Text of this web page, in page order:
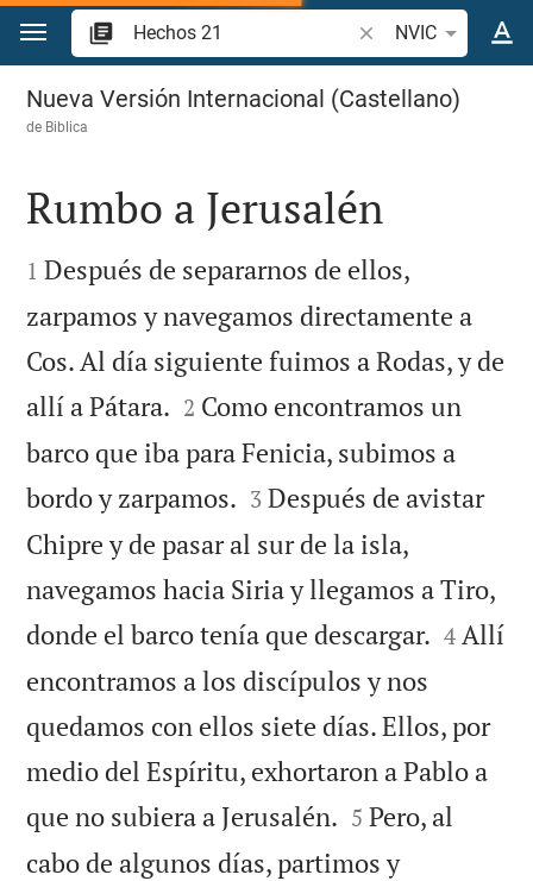
Ir a un contenido
Buscar versículo
NVIC
Hechos 21
Nueva Versión Internacional (Castellano)
de Biblica

Rumbo a Jerusalén

1 Después de separarnos de ellos,
zarpamos y navegamos directamente a
Cos. Al día siguiente fuimos a Rodas, y de
allí a Pátara. 

2 Como encontramos un
barco que iba para Fenicia, subimos a
bordo y zarpamos. 

3 Después de avistar
Chipre y de pasar al sur de la isla,
navegamos hacia Siria y llegamos a Tiro,
donde el barco tenía que descargar. 

4 Allí
encontramos a los discípulos y nos
quedamos con ellos siete días. Ellos, por
medio del Espíritu, exhortaron a Pablo a
que no subiera a Jerusalén. 

5 Pero, al
cabo de algunos días, partimos y